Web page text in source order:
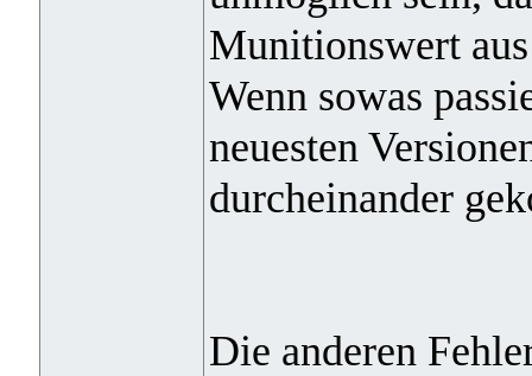
Munitionswert
Wenn sowas
neuesten
durcheinander
Die anderen